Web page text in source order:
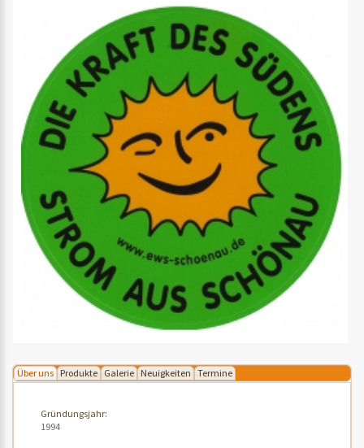
Über uns Produkte Galerie Neuigkeiten Termine
Gründungsjahr:
1994